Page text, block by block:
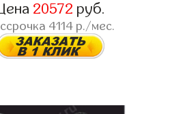
20572 руб.
4114р./мес.